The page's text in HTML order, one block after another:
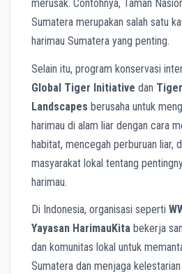
merusak. Contohnya, Taman
Sumatera merupakan salah satu
harimau Sumatera yang penting.
Selain itu, program konservasi
Global Tiger Initiative dan
Landscapes berusaha untuk
harimau di alam liar dengan cara
habitat, mencegah perburuan liar,
masyarakat lokal tentang
harimau.
Di Indonesia, organisasi seperti
Yayasan HarimauKita bekerja
dan komunitas lokal untuk
Sumatera dan menjaga